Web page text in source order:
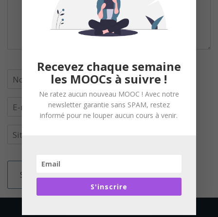
Recevez chaque semaine
les MOOCs à suivre !
Ne ratez aucun nouveau MOOC ! Avec notre
newsletter garantie sans SPAM, restez
informé pour ne louper aucun cours à venir.
S'inscrire